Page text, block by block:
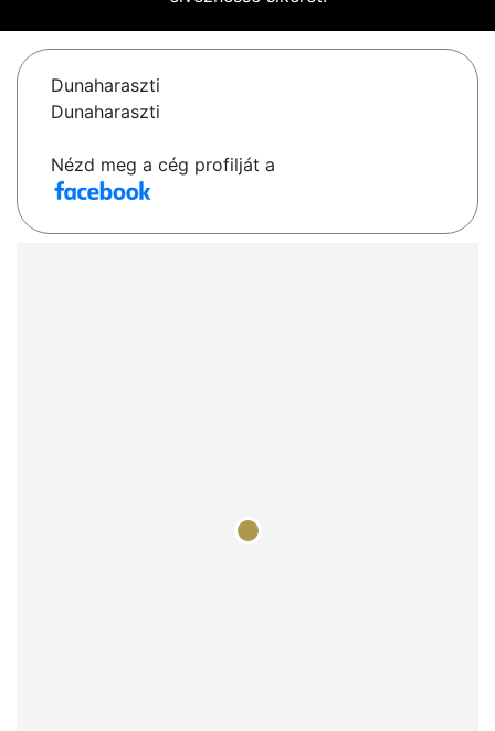
Dunaharaszti
Dunaharaszti
Nézd meg a cég profilját a